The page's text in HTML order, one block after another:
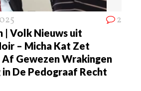
2
| Volk Nieuws uit
– Micha Kat Zet
Gewezen Wrakingen
in De Pedograaf Recht